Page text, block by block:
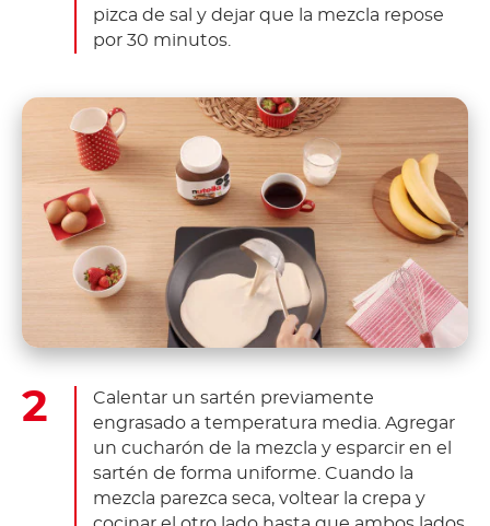
pizca de sal y dejar que la mezcla repose
por 30 minutos.
Calentar un sartén previamente
engrasado a temperatura media. Agregar
un cucharón de la mezcla y esparcir en el
sartén de forma uniforme. Cuando la
mezcla parezca seca, voltear la crepa y